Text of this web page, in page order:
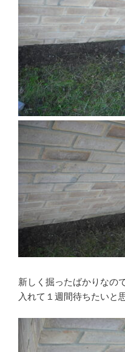
新しく掘ったばかりなの
入れて１週間待ちたいと